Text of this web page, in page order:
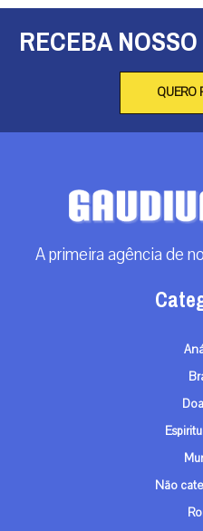
RECEBA
QUERO
A primeira agência de
Não